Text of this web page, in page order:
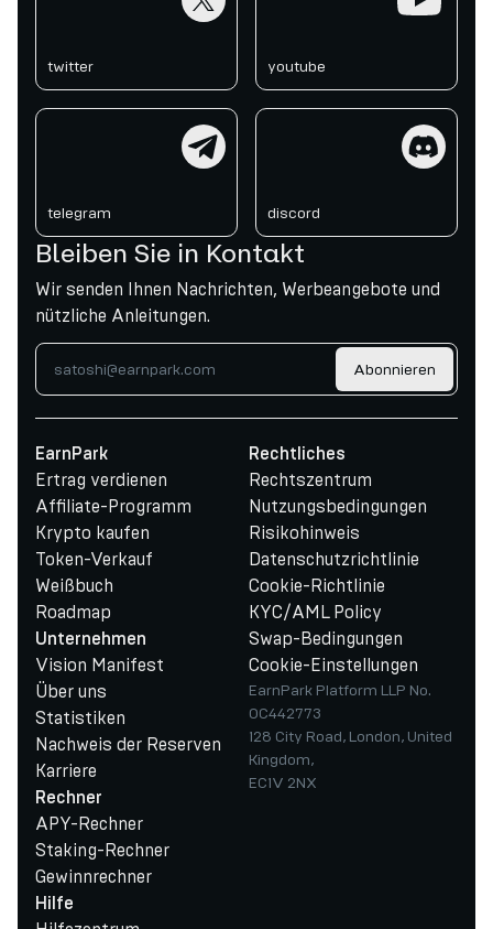
twitter youtube
telegram discord
Bleiben Sie in Kontakt
Wir senden Ihnen Nachrichten, Werbeangebote und
nützliche Anleitungen.
Abonnieren
EarnPark
Ertrag verdienen
Affiliate-Programm
Krypto kaufen
Token-Verkauf
Weißbuch
Roadmap
Unternehmen
Vision Manifest
Über uns
Statistiken
Nachweis der Reserven
Karriere
Rechner
APY-Rechner
Staking-Rechner
Gewinnrechner
Hilfe
Rechtliches
Rechtszentrum
Nutzungsbedingungen
Risikohinweis
Datenschutzrichtlinie
Cookie-Richtlinie
KYC/AML Policy
Swap-Bedingungen
Cookie-Einstellungen
EarnPark Platform LLP No.
OC442773
128 City Road, London, United
Kingdom,
EC1V 2NX